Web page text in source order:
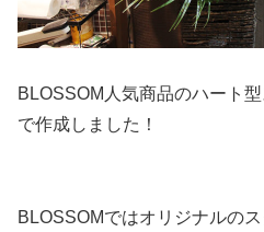
BLOSSOM人気商品のハート
で作成しました！
BLOSSOMではオリジナルの